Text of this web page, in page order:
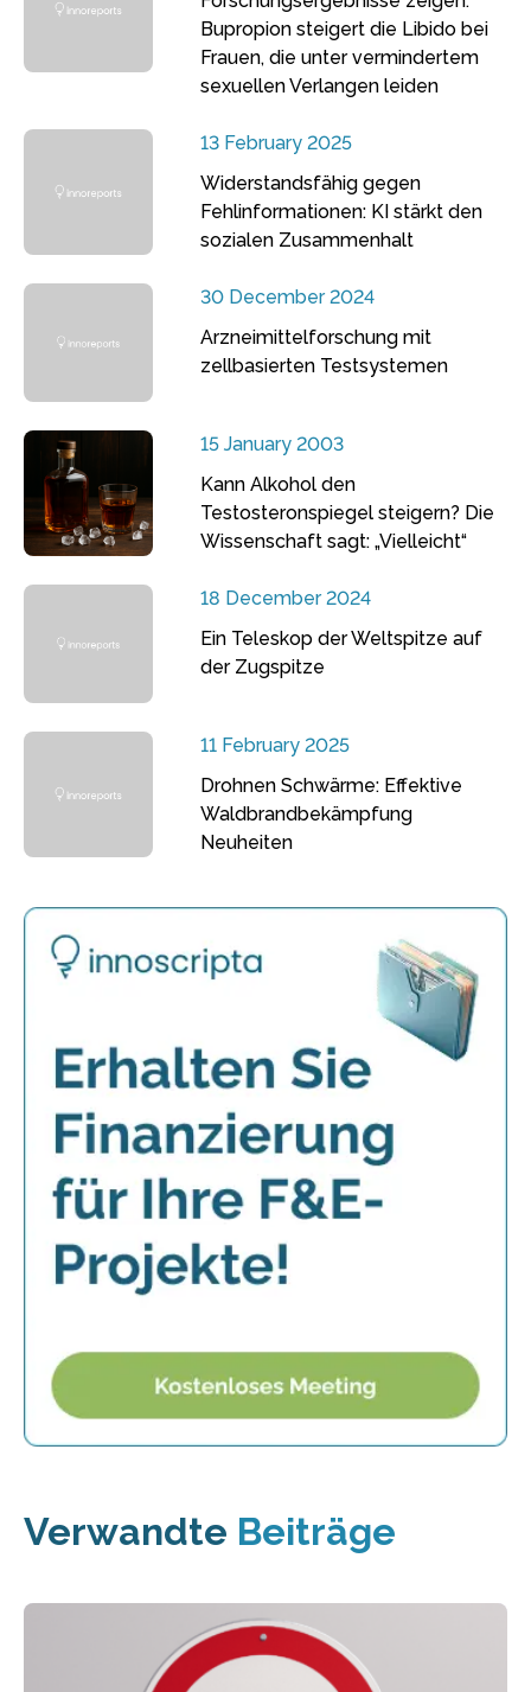
Bupropion steigert die Libido bei
Frauen, die unter vermindertem
sexuellen Verlangen leiden
13 February 2025
Widerstandsfähig gegen
Fehlinformationen: KI stärkt den
sozialen Zusammenhalt
30 December 2024
Arzneimittelforschung mit
zellbasierten Testsystemen
15 January 2003
Kann Alkohol den
Testosteronspiegel steigern? Die
Wissenschaft sagt: „Vielleicht“
18 December 2024
Ein Teleskop der Weltspitze auf
der Zugspitze
11 February 2025
Drohnen Schwärme: Effektive
Waldbrandbekämpfung
Neuheiten
Verwandte Beiträge